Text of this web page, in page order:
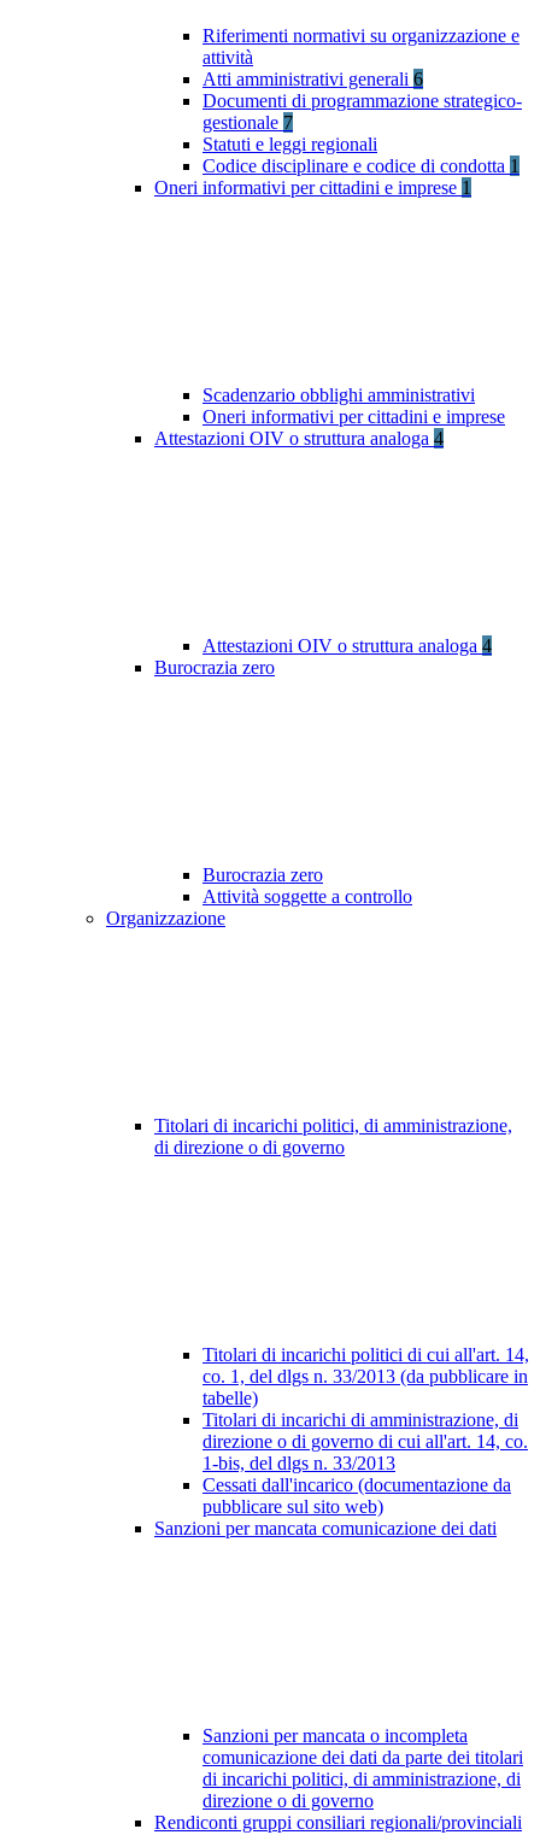
Riferimenti normativi su organizzazione e
attività
Atti amministrativi generali 6
Documenti di programmazione strategico-
gestionale 7
Statuti e leggi regionali
Codice disciplinare e codice di condotta 1
Oneri informativi per cittadini e imprese 1
Scadenzario obblighi amministrativi
Oneri informativi per cittadini e imprese
Attestazioni OIV o struttura analoga 4
Attestazioni OIV o struttura analoga 4
Burocrazia zero
Burocrazia zero
Attività soggette a controllo
Organizzazione
Titolari di incarichi politici, di amministrazione,
di direzione o di governo
Titolari di incarichi politici di cui all'art. 14,
co. 1, del dlgs n. 33/2013 (da pubblicare in
tabelle)
Titolari di incarichi di amministrazione, di
direzione o di governo di cui all'art. 14, co.
1-bis, del dlgs n. 33/2013
Cessati dall'incarico (documentazione da
pubblicare sul sito web)
Sanzioni per mancata comunicazione dei dati
Sanzioni per mancata o incompleta
comunicazione dei dati da parte dei titolari
di incarichi politici, di amministrazione, di
direzione o di governo
Rendiconti gruppi consiliari regionali/provinciali